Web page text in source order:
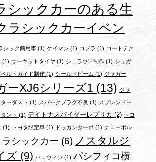
シックカーのある生
ラシックカーイベン
シック商用車 (1) ケイマン (1) コブラ (1) コートテク
(1) サーキットタイヤ (1) シェラウド制作(1) シュガ
ルトガイド制作 (1) シールドビーム (1) ジャガー
ーXJ6シリーズ1 (13) ジャ
ーダスト (1) スパークプラグ不良 (1) スプレンドー
ント (1) デイトナスパイダーレプリカ (2) トヨ
(1) トヨタ限定車 (1) ドッカンターボ (1) ナローポル
シックカー (6) ノスタルジ
ズ (9) ハロウィン (1) パシフィコ横